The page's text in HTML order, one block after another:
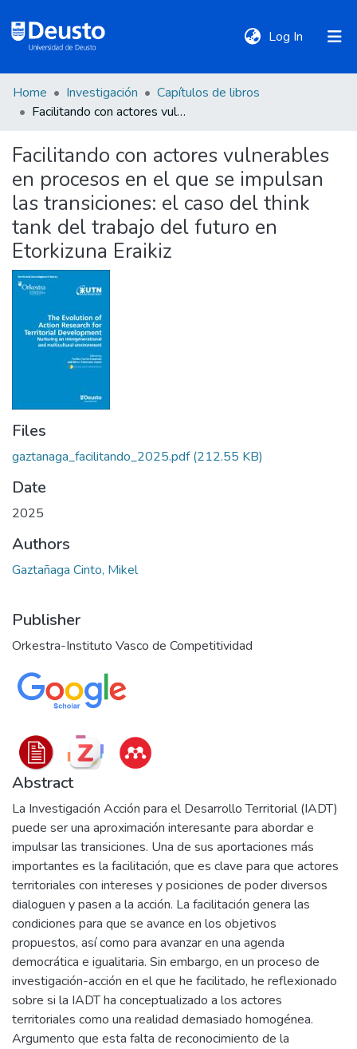
Log In (current)
DeustoTeka
Communities
&
Collections
All of DSpace
Policies
Home Investigación
Capítulos de libros
Facilitando con actores vulnerables en procesos en el que se impulsan las transiciones: el caso del think tank del trabajo del futuro en Etorkizuna Eraikiz
Facilitando con actores vulnerables
en procesos en el que se impulsan
las transiciones: el caso del think
tank del trabajo del futuro en
Etorkizuna Eraikiz
Files
gaztanaga_facilitando_2025.pdf(212.55 KB)
Date
2025
Authors
Gaztañaga Cinto, Mikel
Publisher
Orkestra-Instituto Vasco de Competitividad
Abstract
La Investigación Acción para el Desarrollo Territorial (IADT)
puede ser una aproximación interesante para abordar e
impulsar las transiciones. Una de sus aportaciones más
importantes es la facilitación, que es clave para que actores
territoriales con intereses y posiciones de poder diversos
dialoguen y pasen a la acción. La facilitación genera las
condiciones para que se avance en los objetivos
propuestos, así como para avanzar en una agenda
democrática e igualitaria. Sin embargo, en un proceso de
investigación-acción en el que he facilitado, he reflexionado
sobre si la IADT ha conceptualizado a los actores
territoriales como una realidad demasiado homogénea.
Argumento que esta falta de reconocimiento de la